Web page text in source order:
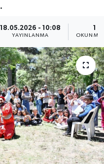
18.05.2026 - 10:08
YAYINLANMA
1
OKUNMA